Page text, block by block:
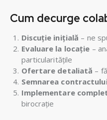
Cum decurge
Discuție inițială – ne
Evaluare la locație –
particularitățile
Ofertare detaliată –
Semnarea
Implementare
birocrație